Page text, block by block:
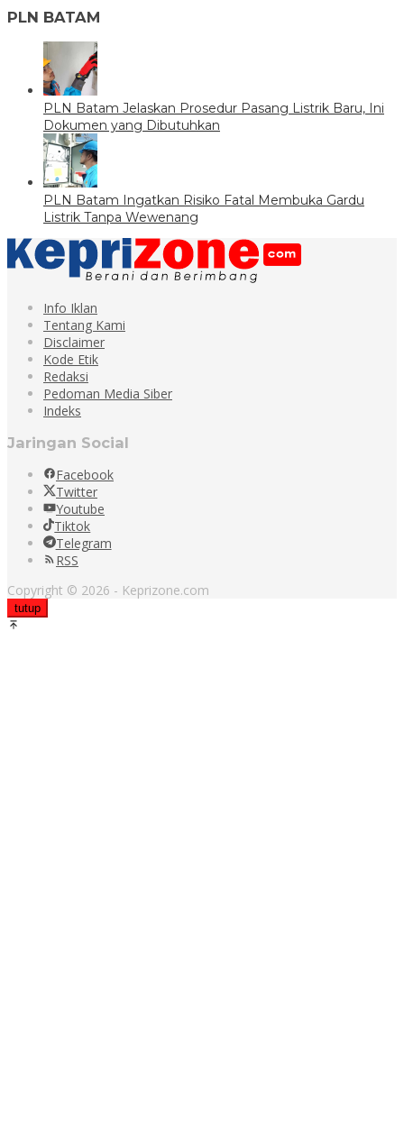
PLN BATAM
PLN Batam Jelaskan Prosedur Pasang Listrik Baru, Ini
Dokumen yang Dibutuhkan
PLN Batam Ingatkan Risiko Fatal Membuka Gardu
Listrik Tanpa Wewenang
Info Iklan
Tentang Kami
Disclaimer
Kode Etik
Redaksi
Pedoman Media Siber
Indeks
Jaringan Social
Facebook
Twitter
Youtube
Tiktok
Telegram
RSS
Copyright © 2026 - Keprizone.com
tutup